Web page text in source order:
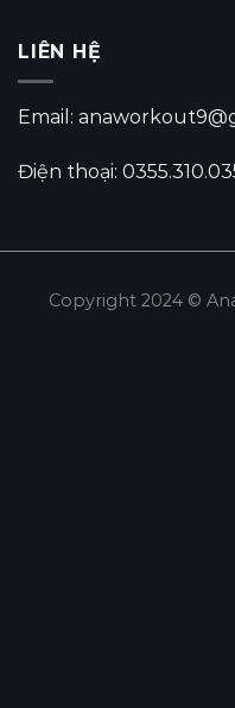
LIÊN HỆ
Email:
Điện thoại:
Copyright 2024 ©